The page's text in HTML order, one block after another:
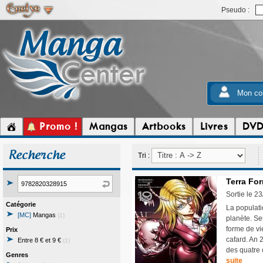
Pseudo :
Mon
Promo ! Mangas Artbooks Livres DVD
Recherche
Catégorie
[MC] Mangas (1)
Prix
Entre 8 € et 9 € (1)
Genres
Tri :
Terra
Sortie le
La
planète.
forme de
cafard. An
des quatre
suite